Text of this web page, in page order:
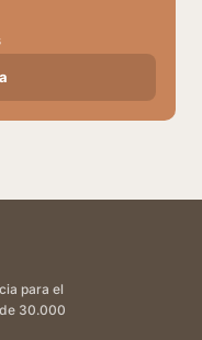
para el
30.000